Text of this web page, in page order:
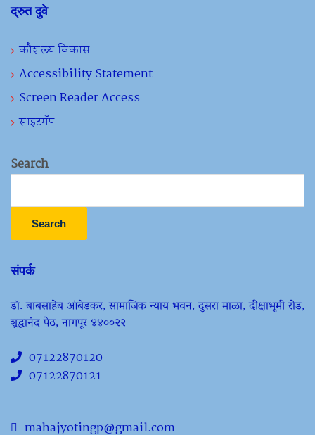
द्रुत दुवे
कौशल्य विकास
Accessibility Statement
Screen Reader Access
साइटमॅप
Search
Search
संपर्क
डॉ. बाबसाहेब आंबेडकर, सामाजिक न्याय भवन, दुसरा माळा, दीक्षाभूमी रोड,
श्रद्धानंद पेठ, नागपूर ४४००२२
07122870120
07122870121
mahajyotingp@gmail.com